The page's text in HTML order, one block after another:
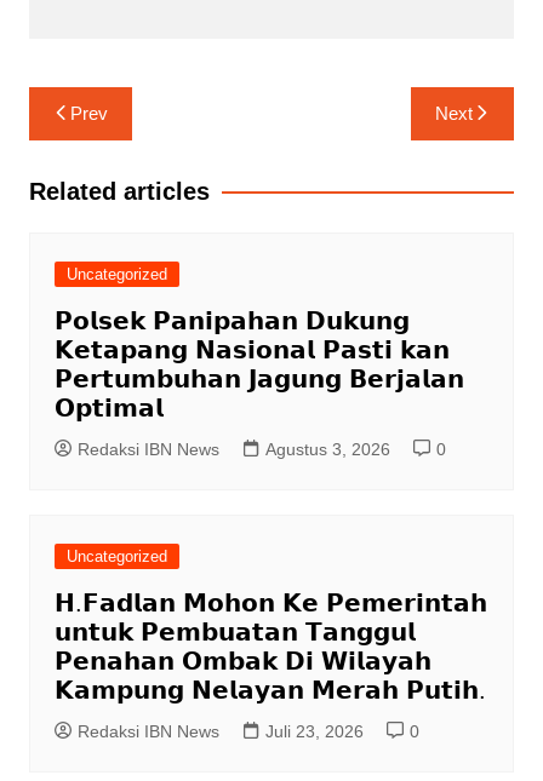
Navigasi
pos
Prev Next
Related articles
Uncategorized
𝗣𝗼𝗹𝘀𝗲𝗸 𝗣𝗮𝗻𝗶𝗽𝗮𝗵𝗮𝗻 𝗗𝘂𝗸𝘂𝗻𝗴
𝗞𝗲𝘁𝗮𝗽𝗮𝗻𝗴 𝗡𝗮𝘀𝗶𝗼𝗻𝗮𝗹 𝗣𝗮𝘀𝘁𝗶 𝗸𝗮𝗻
𝗣𝗲𝗿𝘁𝘂𝗺𝗯𝘂𝗵𝗮𝗻 𝗝𝗮𝗴𝘂𝗻𝗴 𝗕𝗲𝗿𝗷𝗮𝗹𝗮𝗻
𝗢𝗽𝘁𝗶𝗺𝗮𝗹
Redaksi IBN News Agustus 3, 2026 0
Uncategorized
𝗛.𝗙𝗮𝗱𝗹𝗮𝗻 𝗠𝗼𝗵𝗼𝗻 𝗞𝗲 𝗣𝗲𝗺𝗲𝗿𝗶𝗻𝘁𝗮𝗵
𝘂𝗻𝘁𝘂𝗸 𝗣𝗲𝗺𝗯𝘂𝗮𝘁𝗮𝗻 𝗧𝗮𝗻𝗴𝗴𝘂𝗹
𝗣𝗲𝗻𝗮𝗵𝗮𝗻 𝗢𝗺𝗯𝗮𝗸 𝗗𝗶 𝗪𝗶𝗹𝗮𝘆𝗮𝗵
𝗞𝗮𝗺𝗽𝘂𝗻𝗴 𝗡𝗲𝗹𝗮𝘆𝗮𝗻 𝗠𝗲𝗿𝗮𝗵 𝗣𝘂𝘁𝗶𝗵.
Redaksi IBN News Juli 23, 2026 0